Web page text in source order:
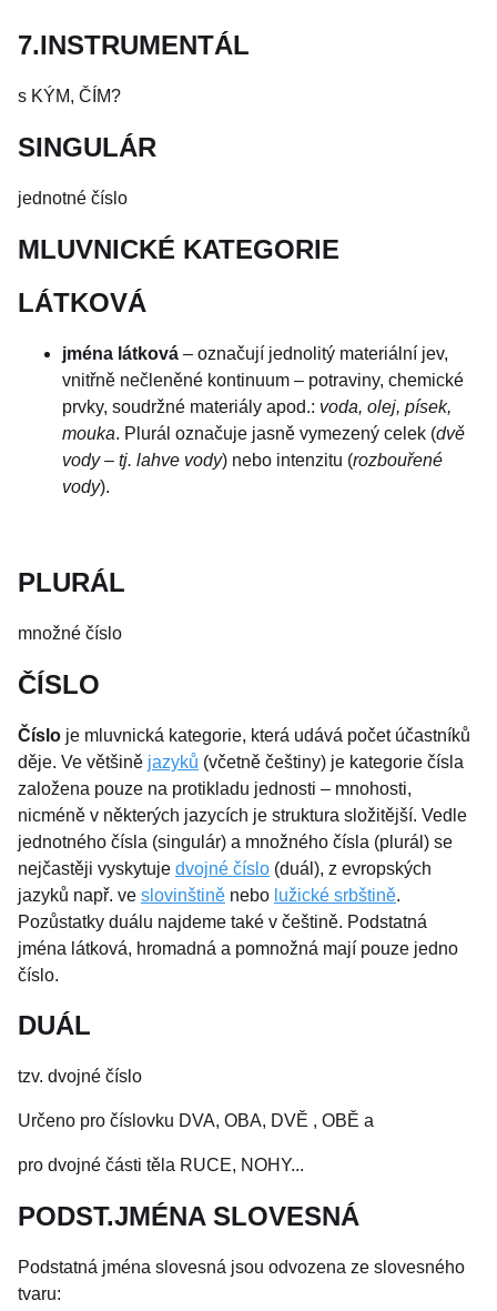
7.INSTRUMENTÁL
s KÝM, ČÍM?
SINGULÁR
jednotné číslo
MLUVNICKÉ KATEGORIE
LÁTKOVÁ
jména látková – označují jednolitý materiální jev,
vnitřně nečleněné kontinuum – potraviny, chemické
prvky, soudržné materiály apod.: voda, olej, písek,
mouka. Plurál označuje jasně vymezený celek (dvě
vody – tj. lahve vody) nebo intenzitu (rozbouřené
vody).
PLURÁL
množné číslo
ČÍSLO
Číslo je mluvnická kategorie, která udává počet účastníků
děje. Ve většině jazyků (včetně češtiny) je kategorie čísla
založena pouze na protikladu jednosti – mnohosti,
nicméně v některých jazycích je struktura složitější. Vedle
jednotného čísla (singulár) a množného čísla (plurál) se
nejčastěji vyskytuje dvojné číslo (duál), z evropských
jazyků např. ve slovinštině nebo lužické srbštině.
Pozůstatky duálu najdeme také v češtině. Podstatná
jména látková, hromadná a pomnožná mají pouze jedno
číslo.
DUÁL
tzv. dvojné číslo
Určeno pro číslovku DVA, OBA, DVĚ , OBĚ a
pro dvojné části těla RUCE, NOHY...
PODST.JMÉNA SLOVESNÁ
Podstatná jména slovesná jsou odvozena ze slovesného
tvaru: